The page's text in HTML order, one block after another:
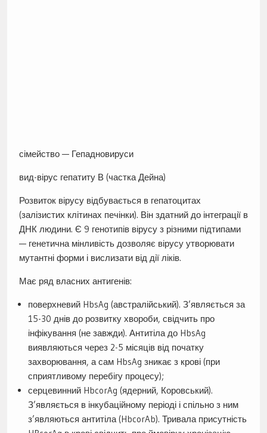
сімейство — Гепадновируси
вид-вірус гепатиту В (частка Дейна)
Розвиток вірусу відбувається в гепатоцитах
(залізистих клітинах печінки). Він здатний до інтеграції в
ДНК людини. Є 9 генотипів вірусу з різними підтипами
— генетична мінливість дозволяє вірусу утворювати
мутантні форми і вислизати від дії ліків.
Має ряд власних антигенів:
поверхневий HbsAg (австралійський). З’являється за
15-30 днів до розвитку хвороби, свідчить про
інфікування (не завжди). Антитіла до HbsAg
виявляються через 2-5 місяців від початку
захворювання, а сам HbsAg зникає з крові (при
сприятливому перебігу процесу);
серцевинний HbcorAg (ядерний, Коровський).
З’являється в інкубаційному періоді і спільно з ним
з’являються антитіла (HbcorAb). Тривала присутність